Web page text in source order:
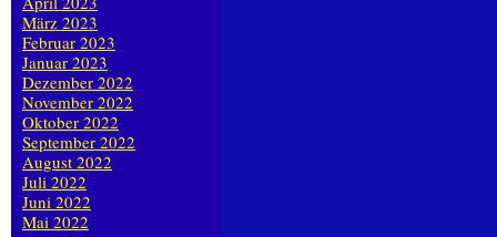
März 2023
Februar 2023
Januar 2023
Dezember 2022
November 2022
Oktober 2022
September 2022
August 2022
Juli 2022
Juni 2022
Mai 2022